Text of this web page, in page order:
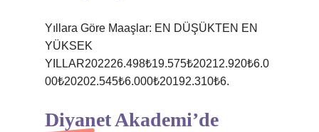
Yıllara Göre Maaşlar: EN DÜŞÜKTEN EN
YÜKSEK
YILLAR202226.498₺19.575₺20212.920₺6.0
00₺20202.545₺6.000₺20192.310₺6.
Diyanet Akademi’de